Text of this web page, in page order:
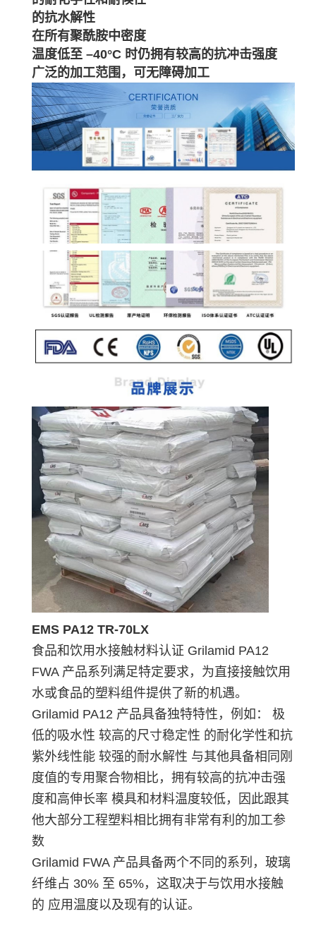
的抗水解性
在所有聚酰胺中密度
温度低至 –40°C 时仍拥有较高的抗冲击强度
广泛的加工范围，可无障碍加工
EMS PA12 TR-70LX
食品和饮用水接触材料认证 Grilamid PA12
FWA 产品系列满足特定要求，为直接接触饮用
水或食品的塑料组件提供了新的机遇。
Grilamid PA12 产品具备独特特性，例如： 极
低的吸水性 较高的尺寸稳定性 的耐化学性和抗
紫外线性能 较强的耐水解性 与其他具备相同刚
度值的专用聚合物相比，拥有较高的抗冲击强
度和高伸长率 模具和材料温度较低，因此跟其
他大部分工程塑料相比拥有非常有利的加工参
数
Grilamid FWA 产品具备两个不同的系列，玻璃
纤维占 30% 至 65%，这取决于与饮用水接触
的 应用温度以及现有的认证。